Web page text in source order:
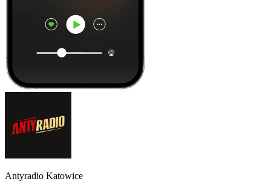
Antyradio Katowice